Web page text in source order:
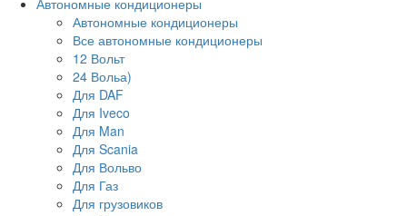
Автономные кондиционеры
Автономные кондиционеры
Все автономные кондиционеры
12 Вольт
24 Вольа)
Для DAF
Для Iveco
Для Man
Для Scania
Для Вольво
Для Газ
Для грузовиков